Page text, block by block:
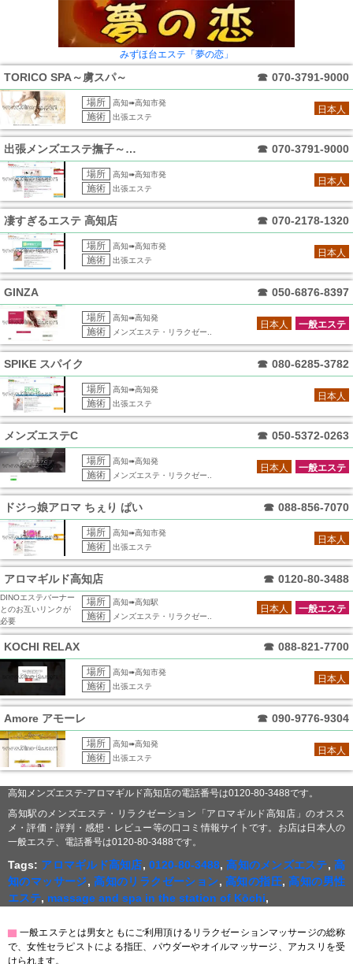
みずほ台エステ「夢の恋」
TORICO SPA～虜スパ～ ☎ 070-3791-9000
場所 高知➠高知市発
施術 出張エステ
日本人
出張メンズエステ撫子～なでしこ ☎ 070-3791-9000
場所 高知➠高知市発
施術 出張エステ
日本人
凄すぎるエステ 高知店 ☎ 070-2178-1320
場所 高知➠高知市発
施術 出張エステ
日本人
GINZA ☎ 050-6876-8397
場所 高知➠高知発
施術 メンズエステ・リラクゼー..
一般エステ
日本人
SPIKE スパイク ☎ 080-6285-3782
場所 高知➠高知発
施術 出張エステ
日本人
メンズエステC ☎ 050-5372-0263
場所 高知➠高知発
施術 メンズエステ・リラクゼー..
一般エステ
日本人
ドジっ娘アロマ ちぇり ぱい ☎ 088-856-7070
場所 高知➠高知市発
施術 出張エステ
日本人
アロマギルド高知店 ☎ 0120-80-3488
DINOエステバーナー
とのお互いリンクが
必要
場所 高知➠高知駅
施術 メンズエステ・リラクゼー..
一般エステ
日本人
KOCHI RELAX ☎ 088-821-7700
場所 高知➠高知市発
施術 出張エステ
日本人
Amore アモーレ ☎ 090-9776-9304
場所 高知➠高知発
施術 出張エステ
日本人
高知メンズエステ-アロマギルド高知店の電話番号は0120-80-3488です。
高知駅のメンズエステ・リラクゼーション「アロマギルド高知店」のオスス
メ・評価・評判・感想・レビュー等の口コミ情報サイトです。お店は日本人の
一般エステ、電話番号は0120-80-3488です。
Tags: アロマギルド高知店,0120-80-3488,高知のメンズエステ,高
知のマッサージ,高知のリラクゼーション,高知の指圧,高知の男性
エステ, massage and spa in the station of Kōchi,
▇ 一般エステとは男女ともにご利用頂けるリラクゼーションマッサージの総称
で、女性セラピストによる指圧、パウダーやオイルマッサージ、アカスリを受
けられます。